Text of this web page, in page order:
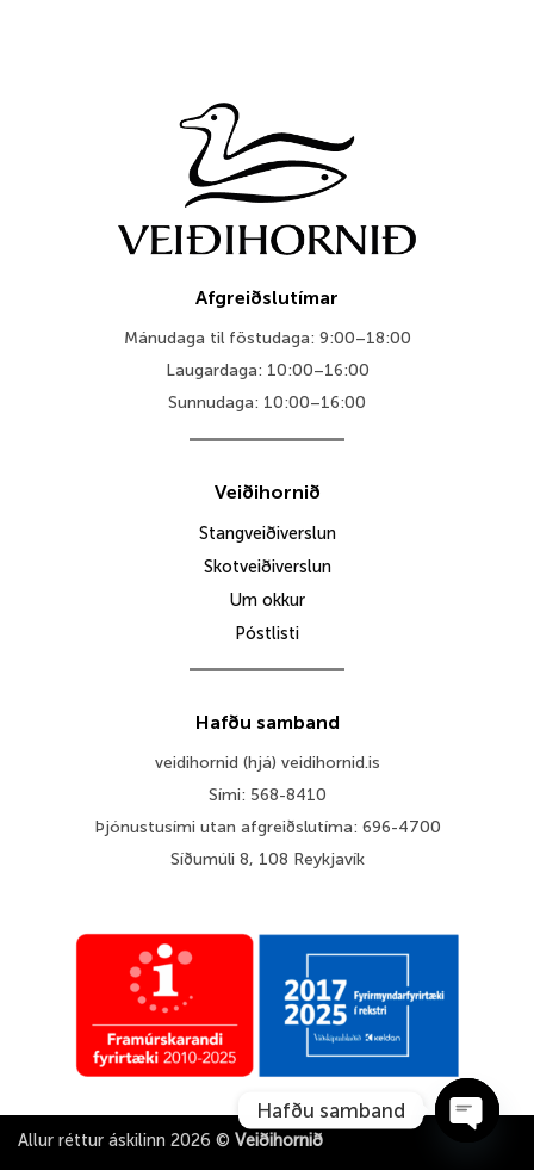
Afgreiðslutímar
Mánudaga til föstudaga: 9:00–18:00
Laugardaga: 10:00–16:00
Sunnudaga: 10:00–16:00
Veiðihornið
Stangveiðiverslun
Skotveiðiverslun
Um okkur
Póstlisti
Hafðu samband
veidihornid (hjá) veidihornid.is
Sími: 568-8410
Þjónustusími utan afgreiðslutíma: 696-4700
Síðumúli 8, 108 Reykjavík
Allur réttur áskilinn 2026 © Veiðihornið
Hafðu samband